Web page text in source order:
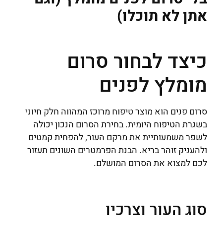
אתן לא תוכלו)
כיצד לבחור סרום
מומלץ לפנים
סרום פנים הוא מוצר טיפוח מרוכז המהווה חלק חיוני
בשגרת הטיפוח היומית. בחירת הסרום הנכון יכולה
לשפר משמעותיית את מרקם העור, להפחית קמטים
ולהעניק זוהר בריא. הבנת הפרמטרים השונים תעזור
לכם למצוא את הסרום המושלם.
סוג העור וצרכיו